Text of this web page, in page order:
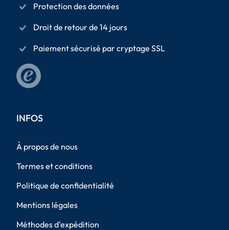
Protection des données
Droit de retour de 14 jours
Paiement sécurisé par cryptage SSL
INFOS
À propos de nous
Termes et conditions
Politique de confidentialité
Mentions légales
Méthodes d'expédition